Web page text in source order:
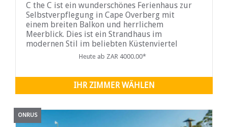
C the C ist ein wunderschönes Ferienhaus zur
Selbstverpflegung in Cape Overberg mit
einem breiten Balkon und herrlichem
Meerblick. Dies ist ein Strandhaus im
modernen Stil im beliebten Küstenviertel
Onrus, nur 15 Minuten vom zentralen
Gruppe von Freunden, die sich vom
Rattenrennen entspannen möchten. Das Haus
Strandes und nur etwa 30 m von der Küste
und den Klippen entfernt.
Heute ab ZAR 4000.00*
IHR ZIMMER WÄHLEN
ONRUS